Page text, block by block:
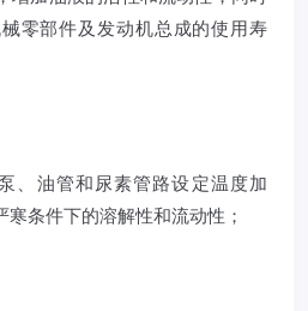
零部件及发动机总成的使用寿
、油管和尿素管路设定温度加
条件下的溶解性和流动性；